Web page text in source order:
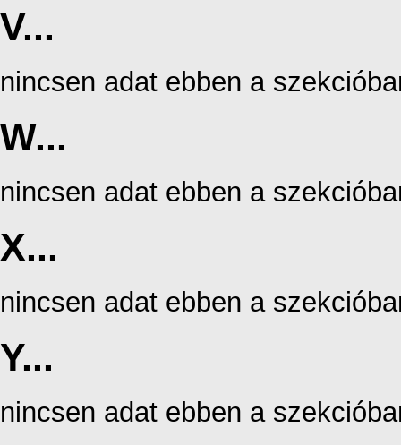
V...
nincsen adat ebben a
W...
nincsen adat ebben a
X...
nincsen adat ebben a
Y...
nincsen adat ebben a